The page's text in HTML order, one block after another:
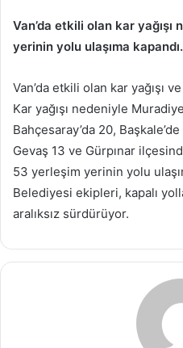
Van’da etkili olan kar
yerinin yolu ulaşıma kapandı.
Van’da etkili olan kar yağışı
Kar yağışı nedeniyle
Bahçesaray’da 20,
Gevaş 13 ve Gürpınar
53 yerleşim yerinin yolu
Belediyesi ekipleri, kapalı
aralıksız sürdürüyor.